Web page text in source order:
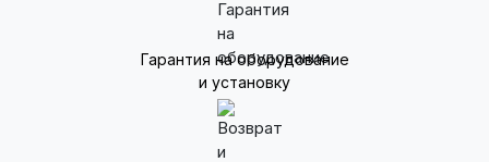
Гарантия на оборудование
и установку